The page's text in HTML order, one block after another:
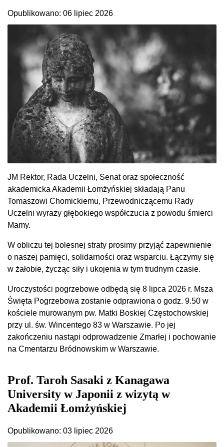
Opublikowano: 06 lipiec 2026
JM Rektor, Rada Uczelni, Senat oraz społeczność
akademicka Akademii Łomżyńskiej składają Panu
Tomaszowi Chomickiemu, Przewodniczącemu Rady
Uczelni wyrazy głębokiego współczucia z powodu śmierci
Mamy.
W obliczu tej bolesnej straty prosimy przyjąć zapewnienie
o naszej pamięci, solidarności oraz wsparciu. Łączymy się
w żałobie, życząc siły i ukojenia w tym trudnym czasie.
Uroczystości pogrzebowe odbędą się 8 lipca 2026 r. Msza
Święta Pogrzebowa zostanie odprawiona o godz. 9.50 w
kościele murowanym pw. Matki Boskiej Częstochowskiej
przy ul. św. Wincentego 83 w Warszawie. Po jej
zakończeniu nastąpi odprowadzenie Zmarłej i pochowanie
na Cmentarzu Bródnowskim w Warszawie.
Prof. Taroh Sasaki z Kanagawa
University w Japonii z wizytą w
Akademii Łomżyńskiej
Opublikowano: 03 lipiec 2026